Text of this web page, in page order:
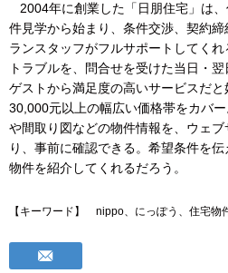
2004年に創業した「日朋住宅」は
件見学から始まり、条件交渉、契約
ランスタッフがフルサポートしてく
トラブルを、問合せを受けた当日・
ゲストから満足度の高いサービスだ
30,000元以上の幅広い価格帯をカバ
や間取り図などの物件情報を、ウェ
り、事前に確認できる。希望条件を
物件を紹介してくれるだろう。
【キーワード】 nippo、にっぽう、住宅物